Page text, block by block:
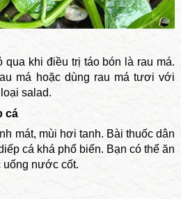
qua khi điều trị táo bón là rau má.
má hoặc dùng rau má tươi với
salad.
cá
mát, mùi hơi tanh. Bài thuốc dân
cá khá phổ biến. Bạn có thể ăn
uống nước cốt.